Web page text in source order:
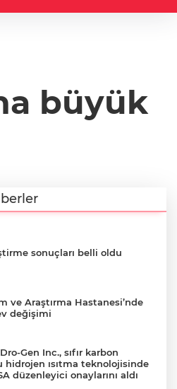
büyük
sonuçları belli oldu
ve Araştırma Hastanesi’nde
değişimi
Gen Inc., sıfır karbon
hidrojen ısıtma teknolojisinde
düzenleyici onaylarını aldı